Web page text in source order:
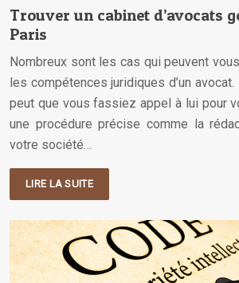
Trouver un cabinet d’avocats
Paris
Nombreux sont les cas qui peuvent
les compétences juridiques d’un
peut que vous fassiez appel à lui pour
une procédure précise comme la
votre société…
LIRE LA SUITE